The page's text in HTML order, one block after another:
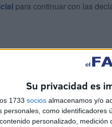
Su privacidad es
1733 socios almacenamos y/o
personales, como
personalizado,
para continuar con las